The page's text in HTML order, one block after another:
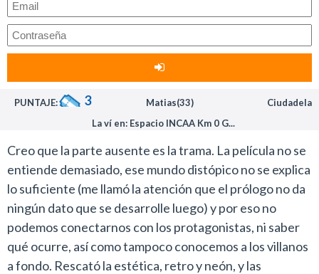
parte del espectador.
Está claro que es una elección del director Galel
Maidana, pero no la más acertada.
Con respecto al elenco, se lo ve muy forzado pero no
esta no es la excepción.
En definitiva, La parte ausente es una propuesta que
agradará a un sector muy sectorizado, el resto se
aburrirá un poco.
PUNTAJE: 3 Matias(33)
Ciudadela
La ví en: Espacio INCAA Km 0 G...
Creo que la parte ausente es la trama. La película no se
entiende demasiado, ese mundo distópico no se explica
lo suficiente (me llamó la atención que el prólogo no da
ningún dato que se desarrolle luego) y por eso no
podemos conectarnos con los protagonistas, ni saber
qué ocurre, así como tampoco conocemos a los villanos
a fondo. Rescató la estética, retro y neón, y las